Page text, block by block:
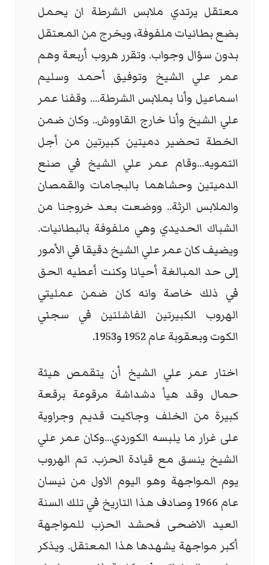
معتقل يرتدي ملابس الشرطة ان يحمل
بضع بطانيات ملفوفة، ويخرج من المعتقل
بدون سؤال وجواب. وتقرر هروب أربعة وهم
عمر علي الشيخ وتوفيق أحمد وسليم
اسماعيل وأنا بملابس الشرطة.... وقفنا عمر
علي الشيخ وأنا خارج القاووش.. وكان ضمن
الخطة تحضير دميتين كبيرتين من أجل
التمويه...وقام عمر علي الشيخ في صنع
الدميتين وحشاهما بالبجامات والقمصان
والملابس الرثة.. ووضعت بعد خروجنا من
الشباك الحديدي وهي ملفوفة بالبطانيات.
ويضيف كان عمر علي الشيخ دقيقا في الأمور
إلى حد المبالغة أحيانا وكنت أعطيه الحق
في ذلك خاصة وانه كان ضمن عمليتي
الهروب الكبيرتين الفاشلتين في سجني
الكوت وبعقوبة عام 1952 و1953.
اختار عمر علي الشيخ أن يتقمص هيئة
حمال وقد هيأ دشداشة مرقوعة برقعة
كبيرة من الخلف وجاكيت قديم وجراوية
على غرار ما يلبسه الكوردي...وكان عمر علي
الشيخ ينسق مع قيادة الحزب. تم الهروب
يوم المواجهة وهو اليوم الاول من نيسان
عام 1966 وصادف هذا التاريخ في تلك السنة
العيد الاضحى فحشد الحزب للمواجهة
أكبر مواجهة يشهدها هذا المعتقل. ويذكر